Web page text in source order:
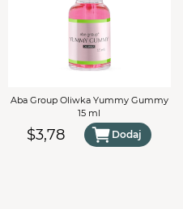
Aba Group Oliwka Yummy Gummy
15 ml
$3,78 Dodaj